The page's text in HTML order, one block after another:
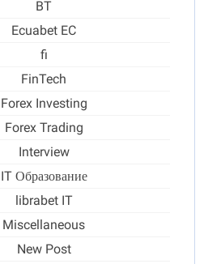
BT
Ecuabet EC
fi
FinTech
Forex Investing
Forex Trading
Interview
IT Образование
librabet IT
Miscellaneous
New Post